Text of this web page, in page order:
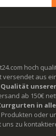
hoch
versendet aus
Qualität
ab 150€
in
oder
zu